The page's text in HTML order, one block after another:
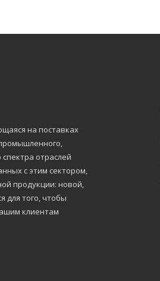
на поставках
отраслей
с этим сектором,
продукции: новой,
для того, чтобы
клиентам